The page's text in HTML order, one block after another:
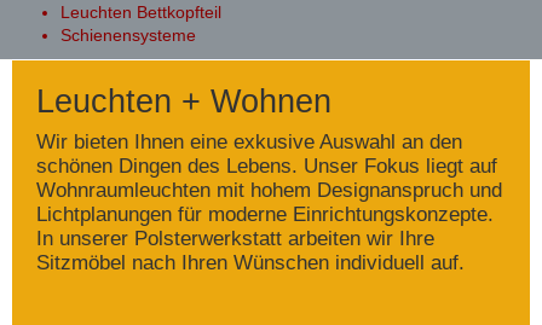
Leuchten Bettkopfteil
Schienensysteme
Leuchten + Wohnen
Wir bieten Ihnen eine exkusive Auswahl an den
schönen Dingen des Lebens. Unser Fokus liegt auf
Wohnraumleuchten mit hohem Designanspruch und
Lichtplanungen für moderne Einrichtungskonzepte.
In unserer Polsterwerkstatt arbeiten wir Ihre
Sitzmöbel nach Ihren Wünschen individuell auf.